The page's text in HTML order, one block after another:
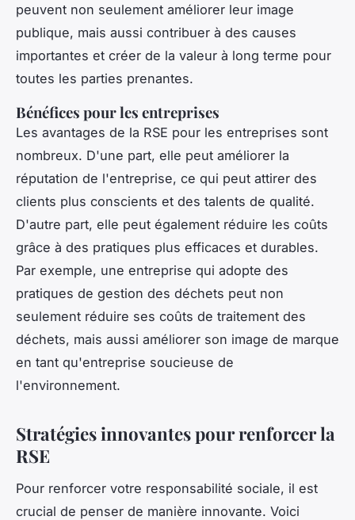
peuvent non seulement améliorer leur image
publique, mais aussi contribuer à des causes
importantes et créer de la valeur à long terme pour
toutes les parties prenantes.
Bénéfices pour les entreprises
Les avantages de la RSE pour les entreprises sont
nombreux. D'une part, elle peut améliorer la
réputation de l'entreprise, ce qui peut attirer des
clients plus conscients et des talents de qualité.
D'autre part, elle peut également réduire les coûts
grâce à des pratiques plus efficaces et durables.
Par exemple, une entreprise qui adopte des
pratiques de gestion des déchets peut non
seulement réduire ses coûts de traitement des
déchets, mais aussi améliorer son image de marque
en tant qu'entreprise soucieuse de
l'environnement.
Stratégies innovantes pour renforcer la
RSE
Pour renforcer votre responsabilité sociale, il est
crucial de penser de manière innovante. Voici